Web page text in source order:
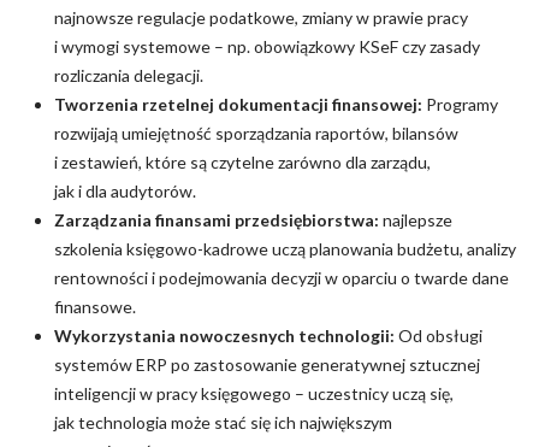
najnowsze regulacje podatkowe, zmiany w prawie pracy
i wymogi systemowe – np. obowiązkowy KSeF czy zasady
rozliczania delegacji.
Tworzenia rzetelnej dokumentacji finansowej: Programy
rozwijają umiejętność sporządzania raportów, bilansów
i zestawień, które są czytelne zarówno dla zarządu,
jak i dla audytorów.
Zarządzania finansami przedsiębiorstwa: najlepsze
szkolenia księgowo-kadrowe uczą planowania budżetu, analizy
rentowności i podejmowania decyzji w oparciu o twarde dane
finansowe.
Wykorzystania nowoczesnych technologii: Od obsługi
systemów ERP po zastosowanie generatywnej sztucznej
inteligencji w pracy księgowego – uczestnicy uczą się,
jak technologia może stać się ich największym